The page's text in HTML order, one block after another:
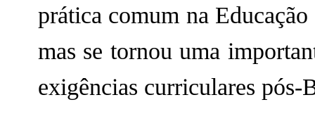
prática comum na
mas se tornou uma
exigências curriculares pós-